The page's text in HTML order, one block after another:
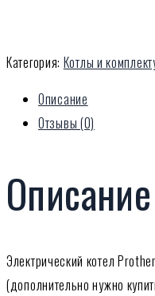
Категория: Котлы и
Описание
Отзывы (0)
Описание
Электрический котел
(дополнительно нужно